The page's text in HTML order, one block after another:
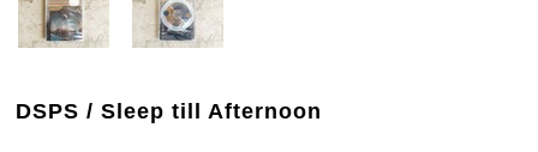
DSPS / Sleep till Afternoon